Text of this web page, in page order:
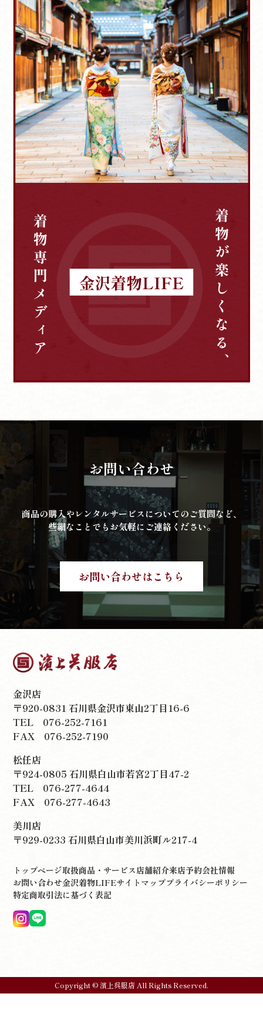
お問い合わせ
商品の購入やレンタルサービスについてのご質問など、
些細なことでもお気軽にご連絡ください。
お問い合わせはこちら
金沢店
〒920-0831 石川県金沢市東山2丁目16-6
TEL 076-252-7161
FAX 076-252-7190
松任店
〒924-0805 石川県白山市若宮2丁目47-2
TEL 076-277-4644
FAX 076-277-4643
美川店
〒929-0233 石川県白山市美川浜町ル217-4
トップページ取扱商品・サービス店舗紹介来店予約会社情報
お問い合わせ金沢着物LIFEサイトマッププライバシーポリシー
特定商取引法に基づく表記
Copyright © 濱上呉服店 All Rights Reserved.